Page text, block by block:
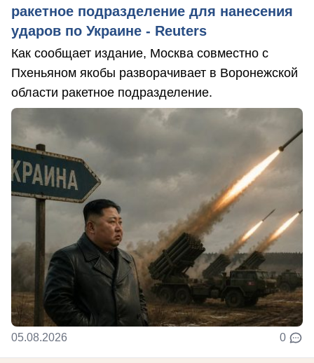
ракетное подразделение для нанесения
ударов по Украине - Reuters
Как сообщает издание, Москва совместно с
Пхеньяном якобы разворачивает в Воронежской
области ракетное подразделение.
05.08.2026 0